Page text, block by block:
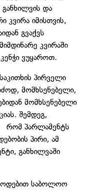
და
კვირა იმისთვის,
გვაქვს
კვირაში
ვუყაროთ.
პირველი
მომხსენებელი,
მომხსენებელი
შემდეგ,
რომ პარლამენტს
პირი, ამ
განხილვაში
საბოლოო